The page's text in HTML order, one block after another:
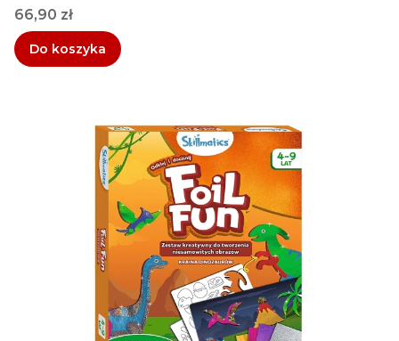
Cena
66,90 zł
Do koszyka